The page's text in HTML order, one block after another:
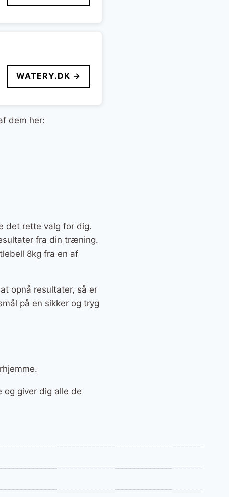
WATERY.DK →
dem her:
det rette valg for dig.
fra din træning.
8kg fra en af
opnå resultater, så er
på en sikker og tryg
og giver dig alle de